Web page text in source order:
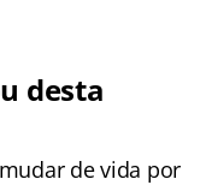
desta
de vida por